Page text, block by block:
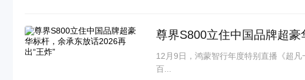
尊界S800立住中国品牌超豪
12月9日，鸿蒙智行年度特别直播《超
百...